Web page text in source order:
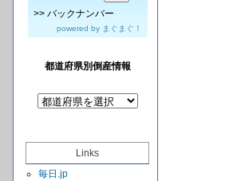
>> バックナンバー
powered by まぐまぐ！
都道府県別倒産情報
Links
毎日.jp